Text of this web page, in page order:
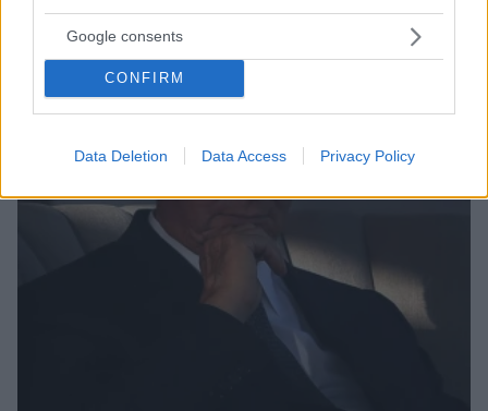
Google consents
CONFIRM
Data Deletion Data Access Privacy Policy